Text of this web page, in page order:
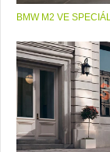
BMW M2 VE